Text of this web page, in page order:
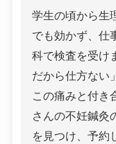
学生の頃から生
でも効かず、仕
科で検査を受け
だから仕方ない
この痛みと付き
さんの不妊鍼灸
を見つけ、予約